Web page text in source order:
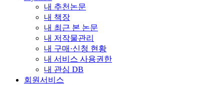
내 추천논문
내 책장
내 최근 본 논문
내 저작물관리
내 구매·신청 현황
내 서비스 사용권한
내 관심 DB
회원서비스